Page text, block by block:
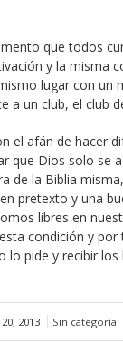
que todos
y la misma
lugar con un
a un club, el club
el afán de hacer
que Dios solo se
de la Biblia
pretexto y una
libres en
condición y
lo pide y recibir
2013 Sin categoría